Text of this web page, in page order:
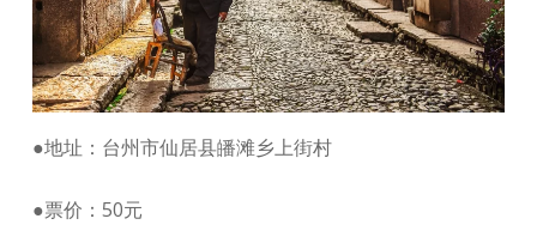
●地址：台州市仙居县皤滩乡上街村
●票价：50元